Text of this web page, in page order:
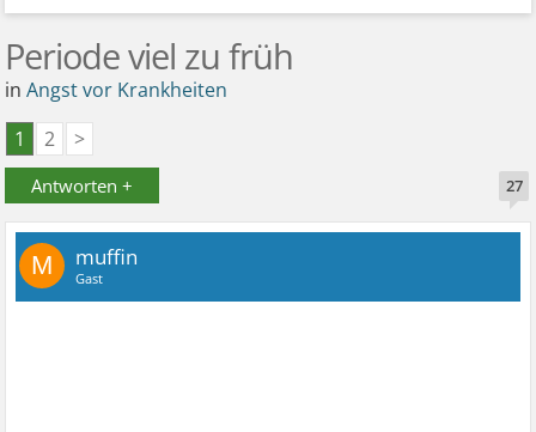
Periode viel zu früh
inAngst vor Krankheiten
1
2 >
Antworten + 27
M muffin
Gast